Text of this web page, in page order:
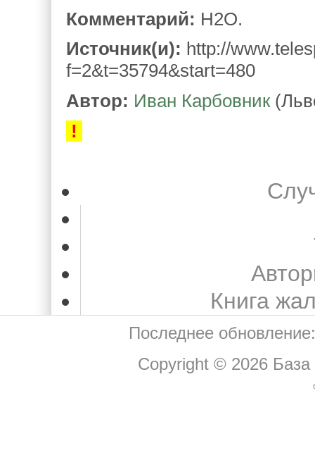
Комментарий: H2O.
Источник(и): http://
f=2&t=35794&start=480
Автор: Иван Карбовник
!
Книга
Последнее
Copyright © 2026 База